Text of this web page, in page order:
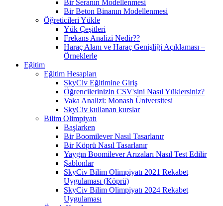
Bir Seranın Modellenmesi
Bir Beton Binanın Modellenmesi
Öğreticileri Yükle
Yük Çeşitleri
Frekans Analizi Nedir??
Haraç Alanı ve Haraç Genişliği Açıklaması –
Örneklerle
Eğitim
Eğitim Hesapları
SkyCiv Eğitimine Giriş
Öğrencilerinizin CSV'sini Nasıl Yüklersiniz?
Vaka Analizi: Monash Üniversitesi
SkyCiv kullanan kurslar
Bilim Olimpiyatı
Başlarken
Bir Boomilever Nasıl Tasarlanır
Bir Köprü Nasıl Tasarlanır
Yaygın Boomilever Arızaları Nasıl Test Edilir
Şablonlar
SkyCiv Bilim Olimpiyatı 2021 Rekabet
Uygulaması (Köprü)
SkyCiv Bilim Olimpiyatı 2024 Rekabet
Uygulaması